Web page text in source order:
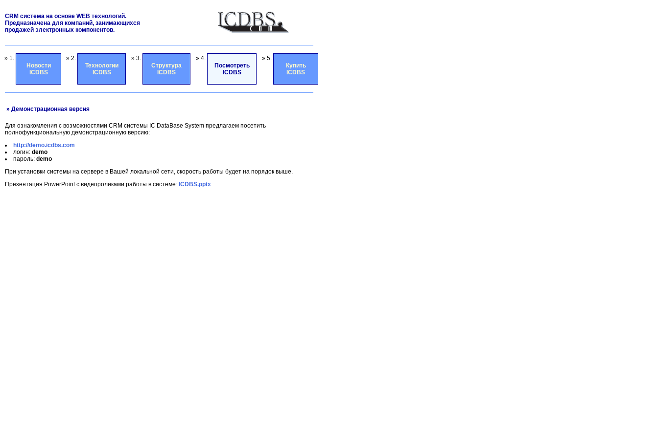
CRM система на основе WEB технологий.
Предназначена для компаний, занимающихся
продажей электронных компонентов.
» 1.
Новости
ICDBS
» 2.
Технологии
ICDBS
» 3.
Структура
ICDBS
» 4.
Посмотреть
ICDBS
» 5.
Купить
ICDBS
» Демонстрационная версия
Для ознакомления с возможностями CRM системы IC DataBase System предлагаем посетить
полнофункциональную демонстрационную версию:
http://demo.icdbs.com
логин: demo
пароль: demo
При установки системы на сервере в Вашей локальной сети, скорость работы будет на порядок выше.
Презентация PowerPoint с видеороликами работы в системе: ICDBS.pptx